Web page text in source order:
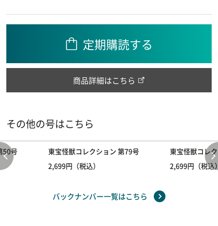
定期購読する
商品詳細はこちら
その他の号はこちら
50号
東宝怪獣コレクション 第79号
2,699円（税込）
東宝怪獣コレ
2,699円（税込
バックナンバー一覧はこちら